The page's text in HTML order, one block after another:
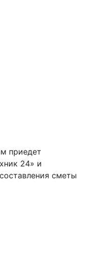
приедет
24» и
сметы